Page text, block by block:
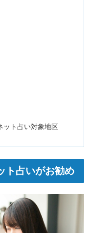
ット占い対象地区
ト占いがお勧め